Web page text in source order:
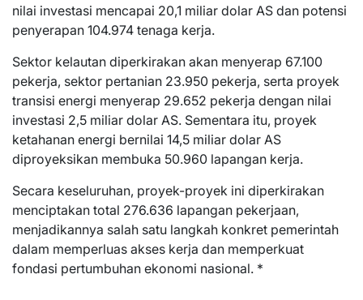
nilai investasi mencapai 20,1 miliar dolar AS dan potensi
penyerapan 104.974 tenaga kerja.
Sektor kelautan diperkirakan akan menyerap 67.100
pekerja, sektor pertanian 23.950 pekerja, serta proyek
transisi energi menyerap 29.652 pekerja dengan nilai
investasi 2,5 miliar dolar AS. Sementara itu, proyek
ketahanan energi bernilai 14,5 miliar dolar AS
diproyeksikan membuka 50.960 lapangan kerja.
Secara keseluruhan, proyek-proyek ini diperkirakan
menciptakan total 276.636 lapangan pekerjaan,
menjadikannya salah satu langkah konkret pemerintah
dalam memperluas akses kerja dan memperkuat
fondasi pertumbuhan ekonomi nasional. *